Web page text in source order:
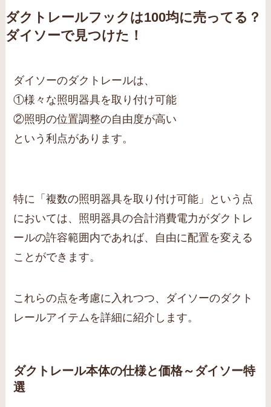
ダクトレールフックは100均に売ってる？
ダイソーで見つけた！
ダイソーのダクトレールは、
①様々な照明器具を取り付け可能
②照明の位置調整の自由度が高い
という利点があります。
特に「複数の照明器具を取り付け可能」という点
においては、照明器具の合計消費電力がダクトレ
ールの許容範囲内であれば、自由に配置を変える
ことができます。
これらの点を考慮に入れつつ、ダイソーのダクト
レールアイテムを詳細に紹介します。
ダクトレール本体の仕様と価格～ダイソー特
選